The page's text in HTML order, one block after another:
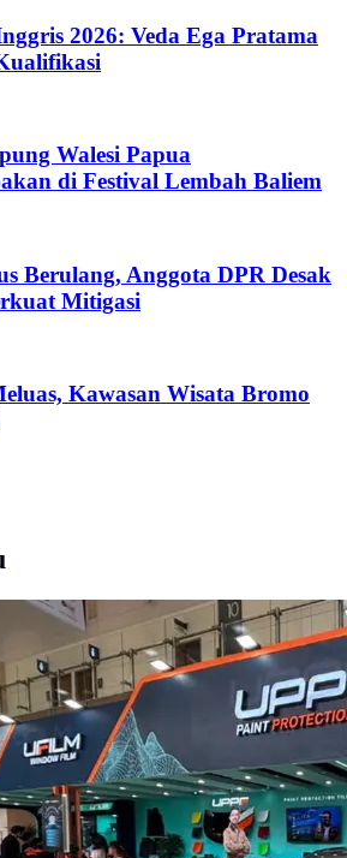
2026: Veda Ega Pratama
Walesi Papua
di Festival Lembah Baliem
Berulang, Anggota DPR Desak
Mitigasi
Kawasan Wisata Bromo